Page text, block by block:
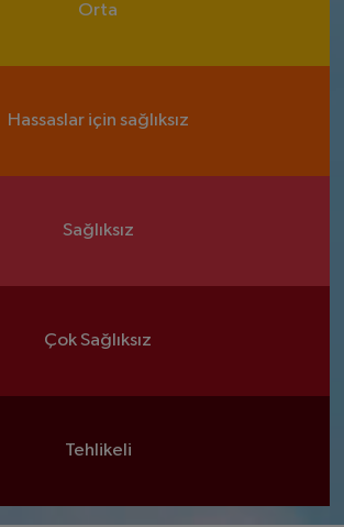
Orta
Hassaslar için sağlıksız
Sağlıksız
Çok Sağlıksız
Tehlikeli